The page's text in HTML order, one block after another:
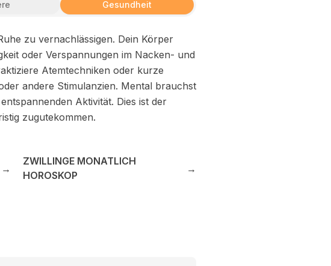
Gesundheit
zu vernachlässigen. Dein Körper
oder Verspannungen im Nacken- und
Atemtechniken oder kurze
andere Stimulanzien. Mental brauchst
Aktivität. Dies ist der
zugutekommen.
→
ZWILLINGE MONATLICH
HOROSKOP
→